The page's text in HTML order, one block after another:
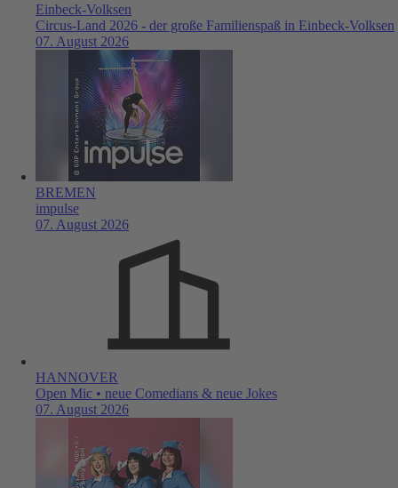
Einbeck-Volksen
Circus-Land 2026 - der große Familienspaß in Einbeck-Volksen
07. August 2026
BREMEN
impulse
07. August 2026
HANNOVER
Open Mic • neue Comedians & neue Jokes
07. August 2026